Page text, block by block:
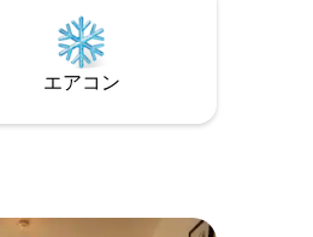
ケーション、そしてあ
め。高いところからメ
ましょう！
エアコン